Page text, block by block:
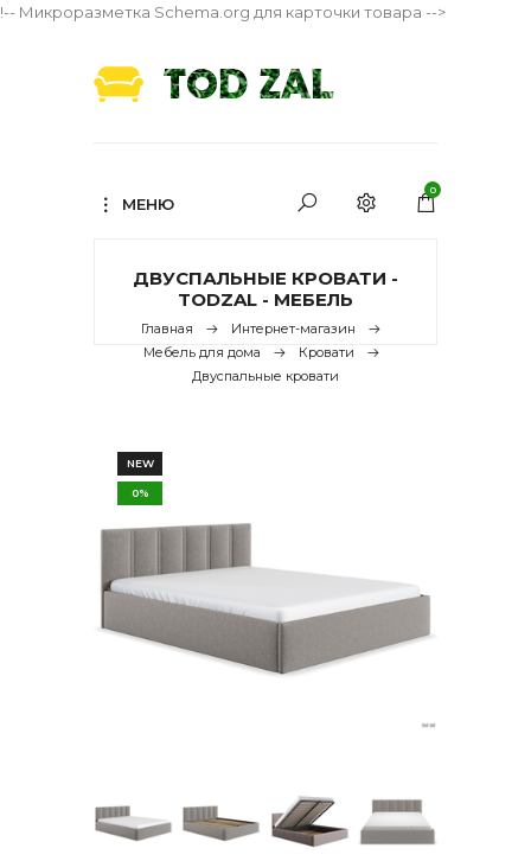
!-- Микроразметка Schema.org для карточки товара -->
МЕНЮ
0
ДВУСПАЛЬНЫЕ КРОВАТИ -
TODZAL - МЕБЕЛЬ
Главная
Интернет-магазин
Мебель для дома
Кровати
Двуспальные кровати
NEW
0%